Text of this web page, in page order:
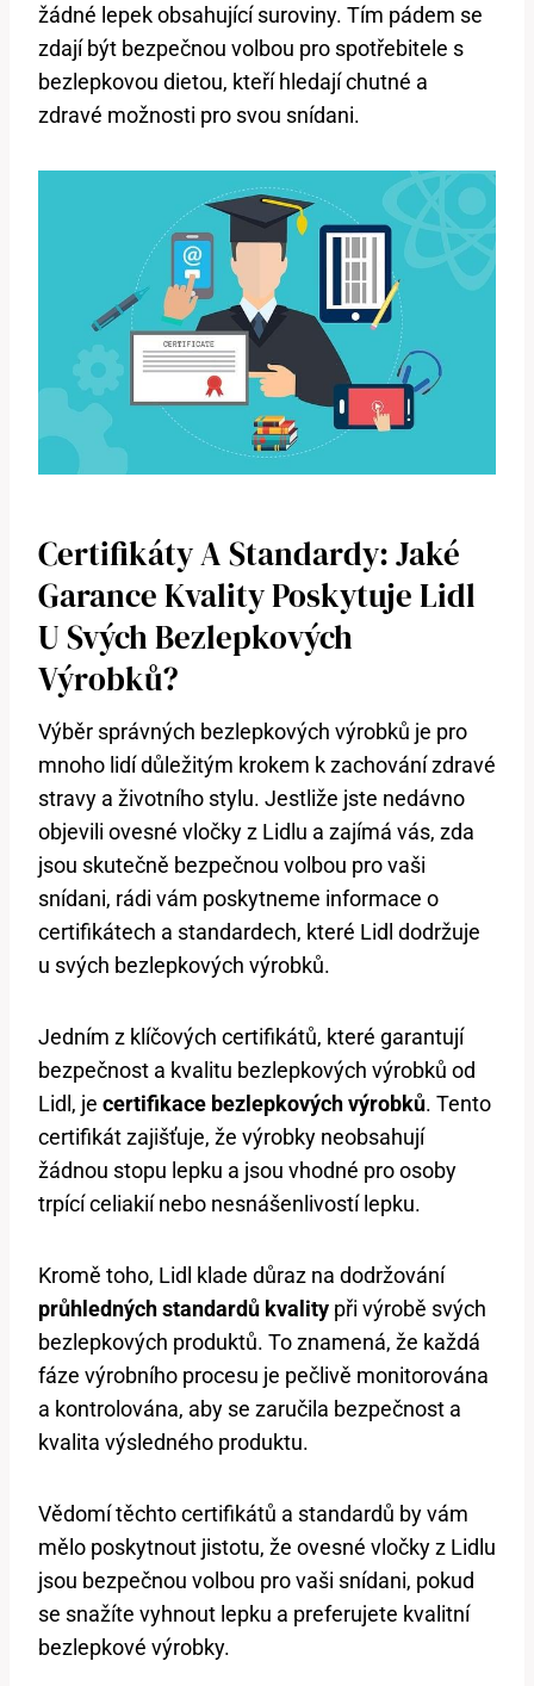
žádné lepek obsahující suroviny. Tím pádem se
zdají být bezpečnou volbou pro spotřebitele s
bezlepkovou dietou, kteří hledají chutné a
zdravé možnosti pro svou snídani.
Certifikáty A Standardy: Jaké
Garance Kvality Poskytuje Lidl
U Svých Bezlepkových
Výrobků?
Výběr správných bezlepkových výrobků je pro
mnoho lidí důležitým krokem k zachování zdravé
stravy a životního stylu. Jestliže jste nedávno
objevili ovesné vločky z Lidlu a zajímá vás, zda
jsou skutečně bezpečnou volbou pro vaši
snídani, rádi vám poskytneme informace o
certifikátech a standardech, které Lidl dodržuje
u svých bezlepkových výrobků.
Jedním z klíčových certifikátů, které garantují
bezpečnost a kvalitu bezlepkových výrobků od
Lidl, je certifikace bezlepkových výrobků. Tento
certifikát zajišťuje, že výrobky neobsahují
žádnou stopu lepku a jsou vhodné pro osoby
trpící celiakií nebo nesnášenlivostí lepku.
Kromě toho, Lidl klade důraz na dodržování
průhledných standardů kvality při výrobě svých
bezlepkových produktů. To znamená, že každá
fáze výrobního procesu je pečlivě monitorována
a kontrolována, aby se zaručila bezpečnost a
kvalita výsledného produktu.
Vědomí těchto certifikátů a standardů by vám
mělo poskytnout jistotu, že ovesné vločky z Lidlu
jsou bezpečnou volbou pro vaši snídani, pokud
se snažíte vyhnout lepku a preferujete kvalitní
bezlepkové výrobky.